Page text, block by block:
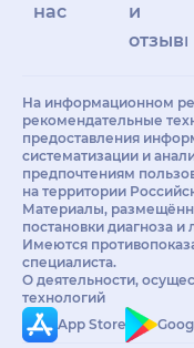
нас
и
отзывы
На информационном
рекомендательные
предоставления
систематизации и
предпочтениям
на территории
Материалы,
постановки диагноза
Имеются
специалиста.
О деятельности,
технологий
App Store